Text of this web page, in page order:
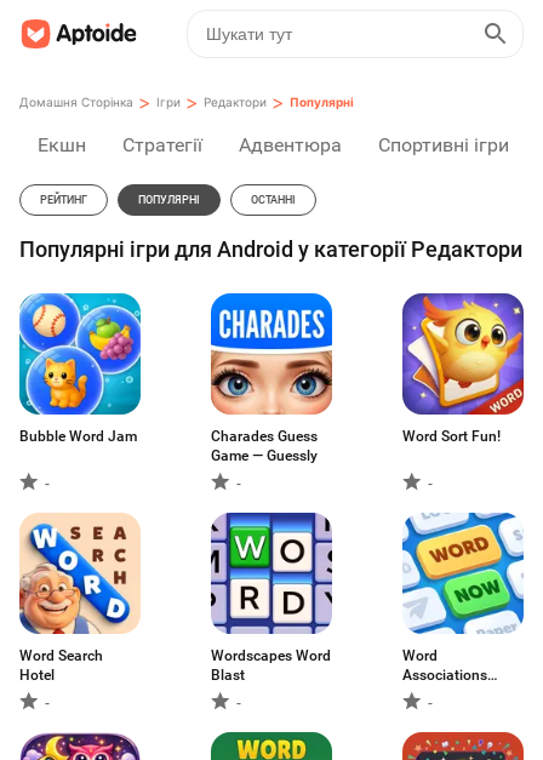
Домашня Сторінка > Ігри > Редактори > Популярні
Екшн Стратегії Адвентюра Спортивні ігри
РЕЙТИНГ ПОПУЛЯРНІ ОСТАННІ
Популярні ігри для Android у категорії Редактори
Bubble Word Jam
-
Charades Guess
Game — Guessly
-
Word Sort Fun!
-
Word Search
Hotel
-
Wordscapes Word
Blast
-
Word
Associations
Now!-